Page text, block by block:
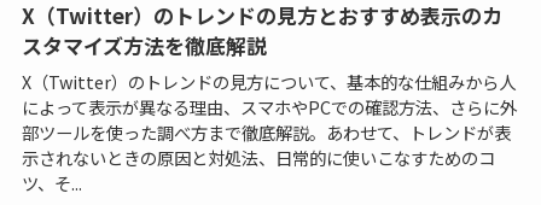
X（Twitter）のトレンドの見方とおすすめ表示のカ
スタマイズ方法を徹底解説
X（Twitter）のトレンドの見方について、基本的な仕組みから人
によって表示が異なる理由、スマホやPCでの確認方法、さらに外
部ツールを使った調べ方まで徹底解説。あわせて、トレンドが表
示されないときの原因と対処法、日常的に使いこなすためのコ
ツ、そ...